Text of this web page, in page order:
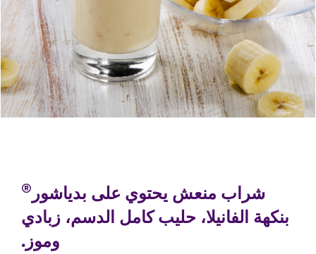
شراب منعش يحتوي على بدياشور ®
بنكهة الفانيلا، حليب كامل الدسم، زبادي
وموز.